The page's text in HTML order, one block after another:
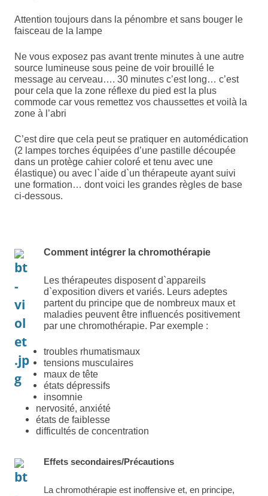
Attention toujours dans la pénombre et sans bouger le
faisceau de la lampe
Ne vous exposez pas avant trente minutes à une autre
source lumineuse sous peine de voir brouillé le
message au cerveau…. 30 minutes c’est long… c’est
pour cela que la zone réflexe du pied est la plus
commode car vous remettez vos chaussettes et voilà la
zone à l’abri
C’est dire que cela peut se pratiquer en automédication
(2 lampes torches équipées d’une pastille découpée
dans un protège cahier coloré et tenu avec une
élastique) ou avec l`aide d`un thérapeute ayant suivi
une formation… dont voici les grandes règles de base
ci-dessous.
Comment intégrer la chromothérapie
Les thérapeutes disposent d`appareils
d`exposition divers et variés. Leurs adeptes
partent du principe que de nombreux maux et
maladies peuvent être influencés positivement
par une chromothérapie. Par exemple :
troubles rhumatismaux
tensions musculaires
maux de tête
états dépressifs
insomnie
nervosité, anxiété
états de faiblesse
difficultés de concentration
Effets secondaires/Précautions
La chromothérapie est inoffensive et, en principe,